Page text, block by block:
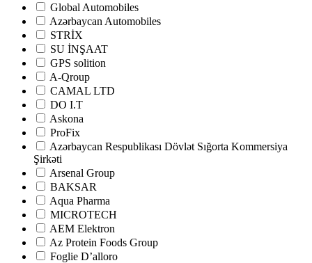
Global Automobiles
Azərbaycan Automobiles
STRİX
SU İNŞAAT
GPS solition
A-Qroup
CAMAL LTD
DO I.T
Askona
ProFix
Azərbaycan Respublikası Dövlət Sığorta Kommersiya
Şirkəti
Arsenal Group
BAKSAR
Aqua Pharma
MICROTECH
AEM Elektron
Az Protein Foods Group
Foglie D’alloro